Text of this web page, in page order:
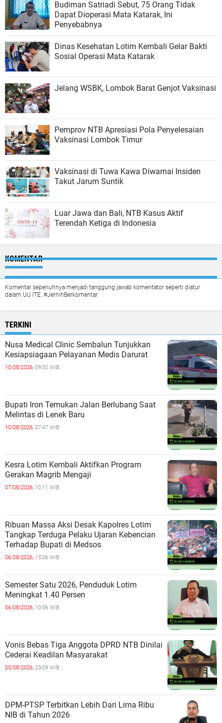
Budiman Satriadi Sebut, 75 Orang Tidak
Dapat Dioperasi Mata Katarak, Ini
Penyebabnya
Dinas Kesehatan Lotim Kembali Gelar Bakti
Sosial Operasi Mata Katarak
Jelang WSBK, Lombok Barat Genjot Vaksinasi
Pemprov NTB Apresiasi Pola Penyelesaian
Vaksinasi Lombok Timur
Vaksinasi di Tuwa Kawa Diwarnai Insiden
Takut Jarum Suntik
Luar Jawa dan Bali, NTB Kasus Aktif
Terendah Ketiga di Indonesia
KOMENTAR
Komentar sepenuhnya menjadi tanggung jawab komentator seperti diatur
dalam UU ITE. #JernihBerkomentar
TERKINI
Nusa Medical Clinic Sembalun Tunjukkan
Kesiapsiagaan Pelayanan Medis Darurat
10/08/2026, 09:50 WIB
Bupati Iron Temukan Jalan Berlubang Saat
Melintas di Lenek Baru
10/08/2026, 07:47 WIB
Kesra Lotim Kembali Aktifkan Program
Gerakan Magrib Mengaji
07/08/2026, 10:11 WIB
Ribuan Massa Aksi Desak Kapolres Lotim
Tangkap Terduga Pelaku Ujaran Kebencian
Terhadap Bupati di Medsos
06/08/2026, 15:06 WIB
Semester Satu 2026, Penduduk Lotim
Meningkat 1.40 Persen
06/08/2026, 10:06 WIB
Vonis Bebas Tiga Anggota DPRD NTB Dinilai
Cederai Keadilan Masyarakat
05/08/2026, 23:09 WIB
DPM-PTSP Terbitkan Lebih Dari Lima Ribu
NIB di Tahun 2026